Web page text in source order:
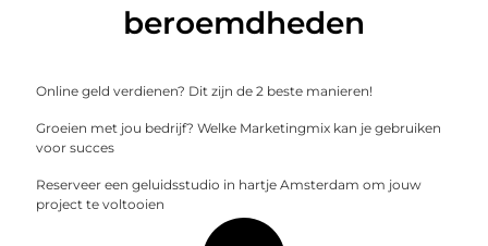
beroemdheden
Online geld verdienen? Dit zijn de 2 beste manieren!
Groeien met jou bedrijf? Welke Marketingmix kan je gebruiken
voor succes
Reserveer een geluidsstudio in hartje Amsterdam om jouw
project te voltooien